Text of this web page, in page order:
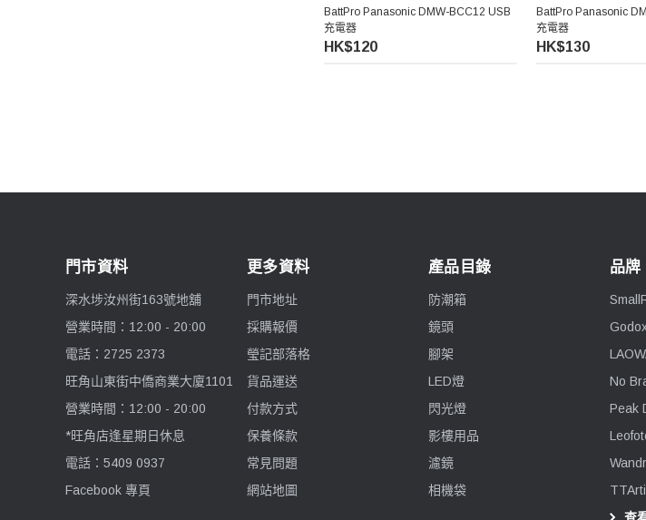
Hollyland
Kenko 肯高
Hoya
BattPro Panasonic DMW-BCC12 USB
充電器
HK$120
BattPro Panasonic
充電器
HK$130
門市資料
深水埗汝州街163號地舖
營業時間：12:00 - 20:00
電話：2725 2373
旺角山東街中僑商業大廈1101
營業時間：12:00 - 20:00
*旺角店逢星期日休息
電話：5409 0937
Facebook 專頁
更多資料
門市地址
採購報價
瑩記部落格
貨品運送
付款方式
保養條款
常見問題
網站地圖
產品目錄
防潮箱
鏡頭
腳架
LED燈
閃光燈
影樓用品
濾鏡
相機袋
品牌
No
Peak